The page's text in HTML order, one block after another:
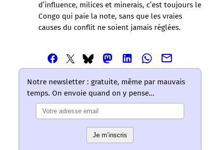
d’influence, milices et minerais, c’est toujours le
Congo qui paie la note, sans que les vraies
causes du conflit ne soient jamais réglées.
Partager
cet
article
–
Partager
cet
article
via
Twitter
–
Partager
cet
article
via
Bluesky
–
Les
mots
Partager
cet
article
via
Mastodon
mots
ont
Partager
article
Linkedin
mots
ont
Partager
cet
via
Partager
article
Les
Notre newsletter : gratuite, même par mauvais
temps. On envoie quand on y pense…
Je m’inscris